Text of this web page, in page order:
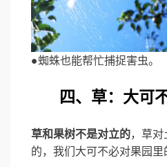
●蜘蛛也能帮忙捕捉害虫。
四、草：大可
草和果树不是对立的，草
的，我们大可不必对果园里